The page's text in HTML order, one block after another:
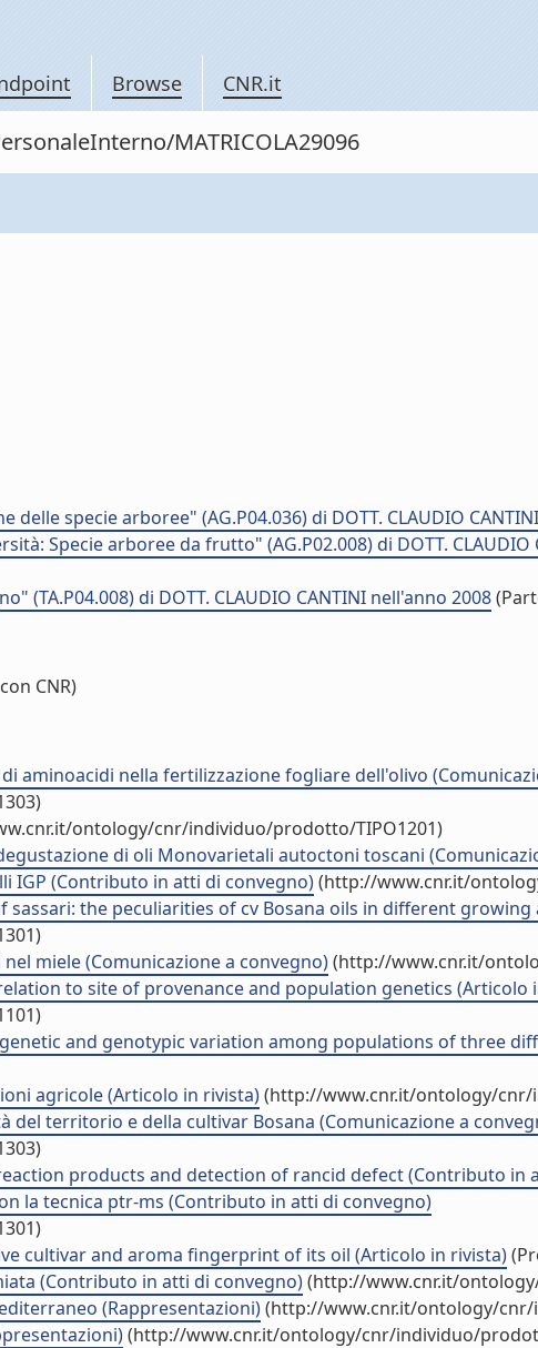
Browse CNR.it
MATRICOLA29096
specie arboree" (AG.P04.036) di DOTT. CLAUDIO
Specie arboree da frutto" (AG.P02.008) di DOTT. CLAUDIO
(TA.P04.008) di DOTT. CLAUDIO CANTINI nell'anno 2008
CNR)
aminoacidi nella fertilizzazione fogliare dell'olivo
ontology/cnr/individuo/prodotto/TIPO1201)
di oli Monovarietali autoctoni toscani
IGP (Contributo in atti di convegno)(http://www.cnr.it/
the peculiarities of cv Bosana oils in different
miele (Comunicazione a convegno)(http://www.cnr.it/
to site of provenance and population genetics (Articolo
and genotypic variation among populations of three
agricole (Articolo in rivista)(http://www.cnr.it/ontology/
del territorio e della cultivar Bosana (Comunicazione a
products and detection of rancid defect (Contributo in
la tecnica ptr-ms (Contributo in atti di convegno)
cultivar and aroma fingerprint of its oil (Articolo in rivista)
(Contributo in atti di convegno)(http://www.cnr.it/
(Rappresentazioni)(http://www.cnr.it/ontology/
(http://www.cnr.it/ontology/cnr/individuo/